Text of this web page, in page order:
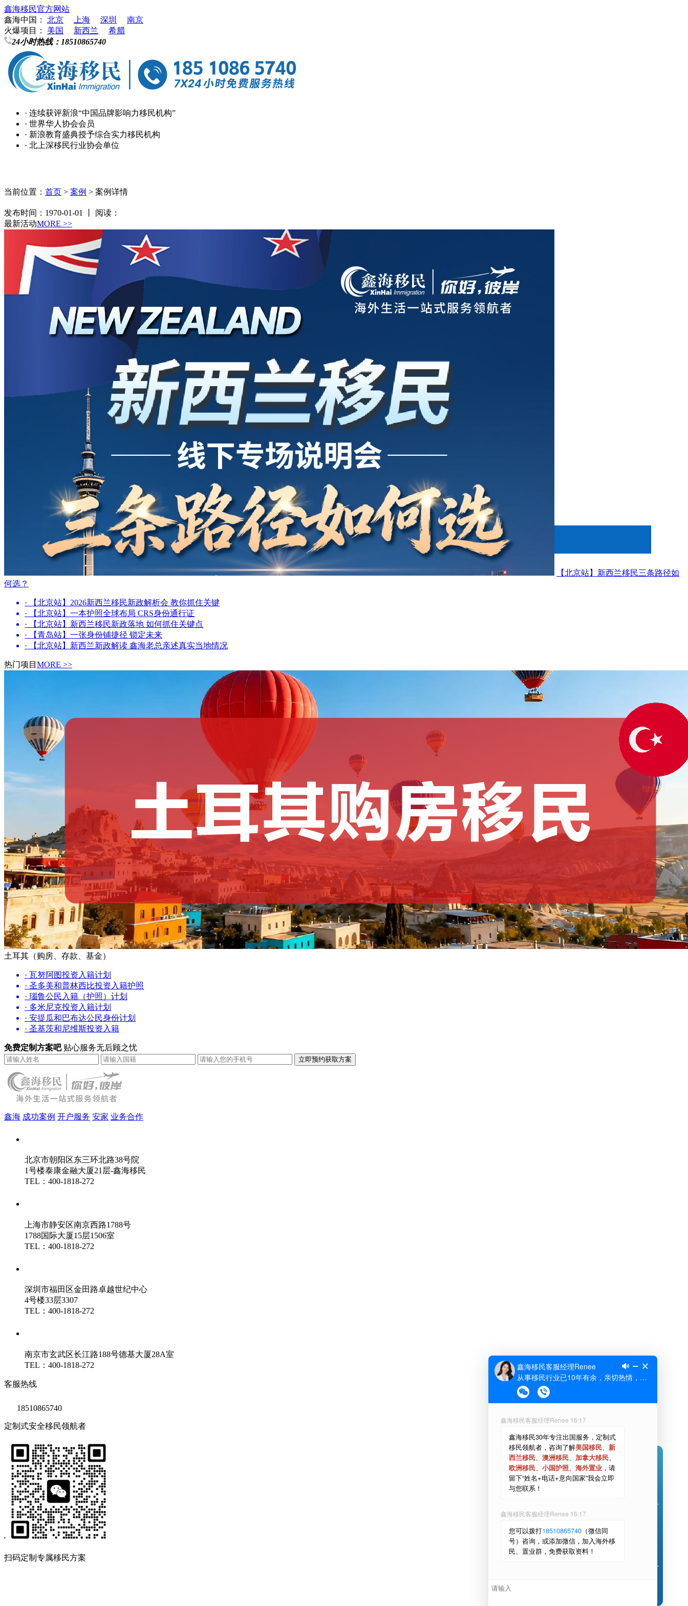
鑫海移民官方网站
鑫海中国：
北京 上海 深圳
南京
火爆项目：
美国 新西兰
希腊
24小时热线： 18510865740
· 连续获评新浪“中国品牌影响力移民机构”
· 世界华人协会会员
· 新浪教育盛典授予综合实力移民机构
· 北上深移民行业协会单位
项目
新西兰
美国
澳洲
加拿大
亚洲
海房
开户
安家
案例
鑫海
当前位置： 首页 > 案例 > 案例详情
发布时间：1970-01-01 丨 阅读：
最新活动MORE >>
【北京站】新西兰移民三条路径如
何选？
· 【北京站】2026新西兰移民新政解析会 教你抓住关键
· 【北京站】一本护照全球布局 CRS身份通行证
· 【北京站】新西兰移民新政落地 如何抓住关键点
· 【青岛站】一张身份铺捷径 锁定未来
· 【北京站】新西兰新政解读 鑫海老总亲述真实当地情况
热门项目 MORE >>
土耳其（购房、存款、基金）
· 瓦努阿图投资入籍计划
· 圣多美和普林西比投资入籍护照
· 瑙鲁公民入籍（护照）计划
· 多米尼克投资入籍计划
· 安提瓜和巴布达公民身份计划
· 圣基茨和尼维斯投资入籍
免费定制方案吧 贴心服务无后顾之忧
鑫海 成功案例 开户服务 安家 业务合作
北京市朝阳区东三环北路38号院
1号楼泰康金融大厦21层-鑫海移民
TEL：400-1818-272
上海市静安区南京西路1788号
1788国际大厦15层1506室
TEL：400-1818-272
深圳市福田区金田路卓越世纪中心
4号楼33层3307
TEL：400-1818-272
南京市玄武区长江路188号德基大厦28A室
TEL：400-1818-272
客服热线
18510865740
定制式安全移民领航者
'
扫码定制专属移民方案